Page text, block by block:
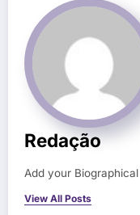
Redação
Add your
View All Posts